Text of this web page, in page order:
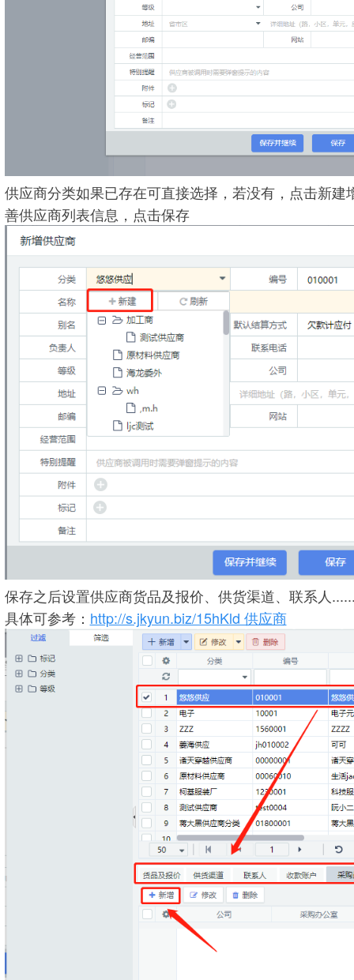
供应商分类如果已存在可直接选择，若没有，点击新
善供应商列表信息，点击保存
保存之后设置供应商货品及报价、供货渠道、联系人
具体可参考： http://s.jkyun.biz/15hKld 供应商